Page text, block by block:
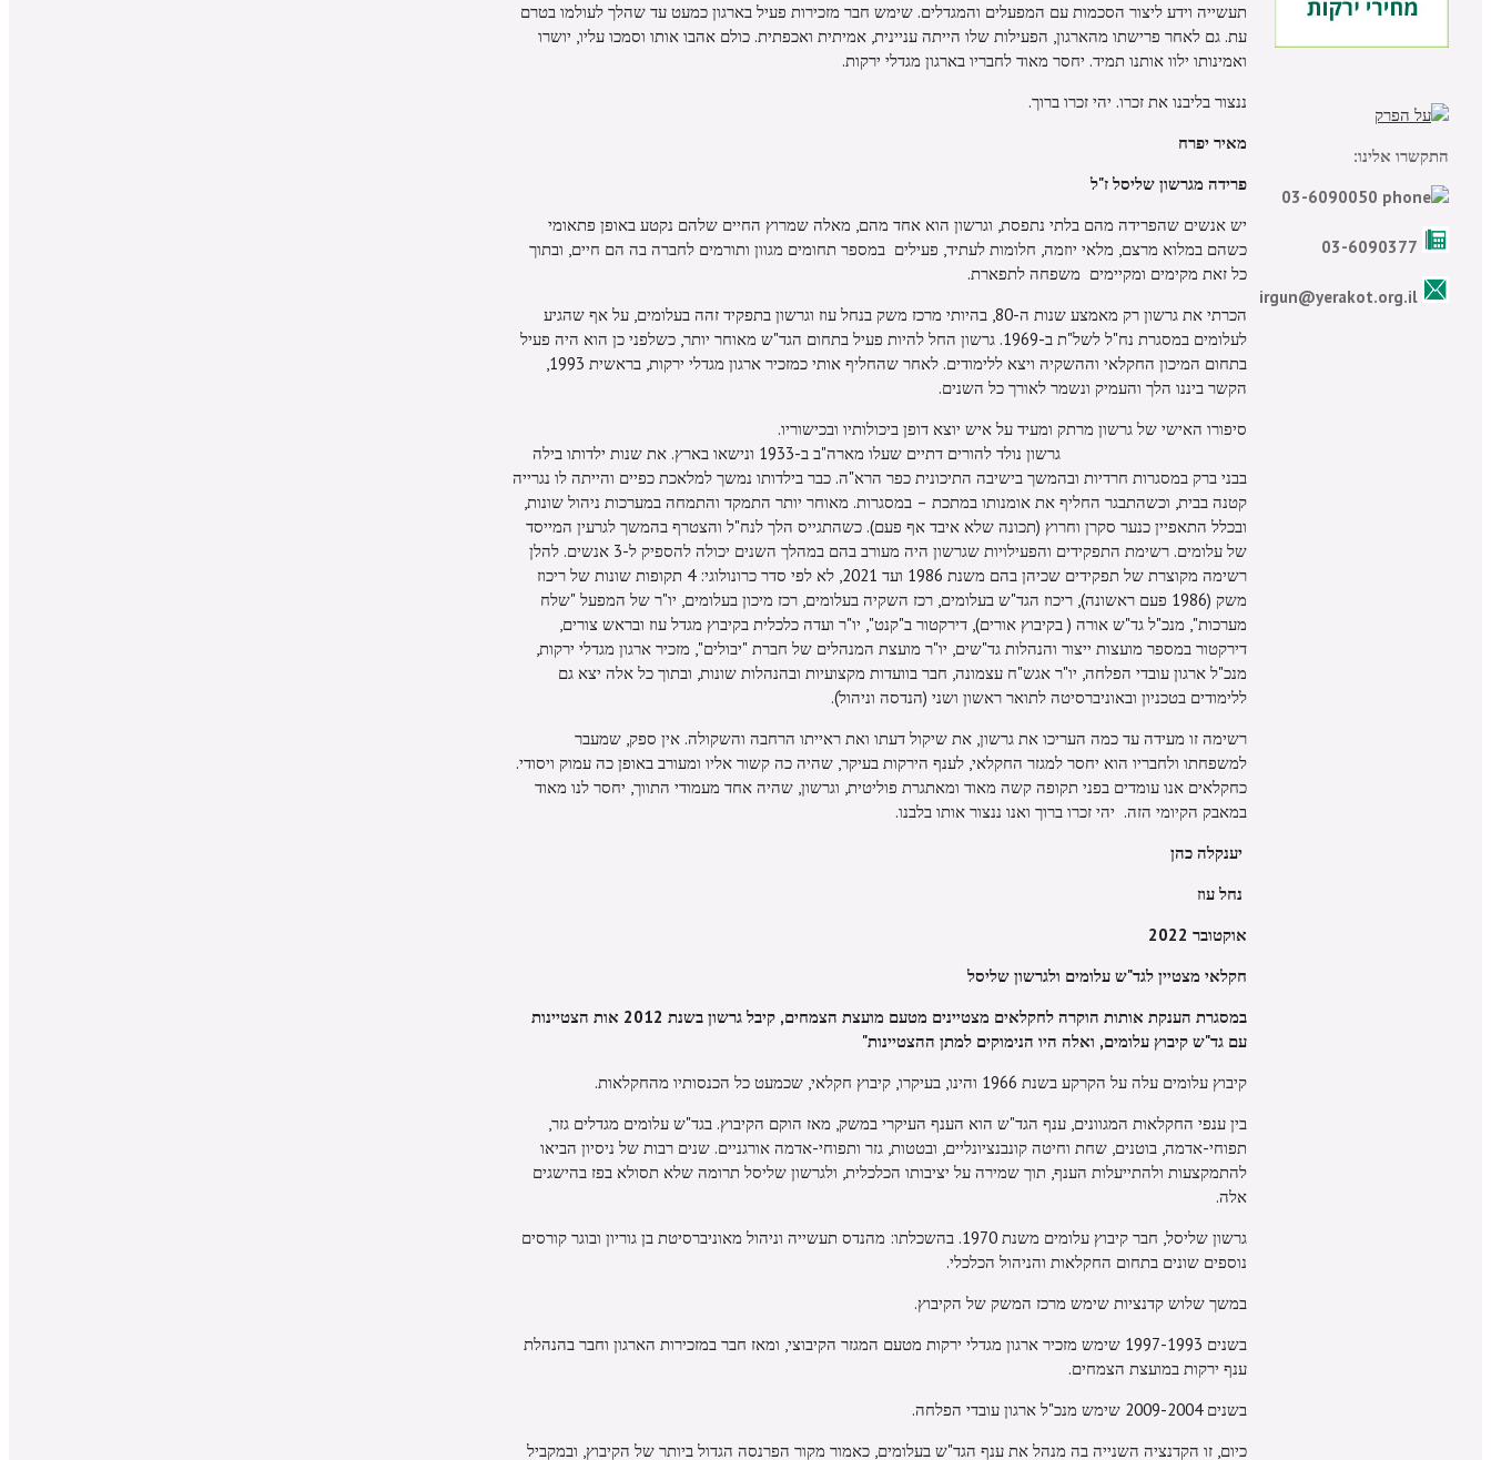
תעשייה וידע ליצור הסכמות עם המפעלים והמגדלים. שימש חבר מזכירות פעיל בארגון כמעט עד שהלך לעולמו בטרם
עת. גם לאחר פרישתו מהארגון, הפעילות שלו הייתה עניינית, אמיתית ואכפתית. כולם אהבו אותו וסמכו עליו, יושרו
ואמינותו ילוו אותנו תמיד. יחסר מאוד לחבריו בארגון מגדלי ירקות.
ננצור בליבנו את זכרו. יהי זכרו ברוך.
מאיר יפרח
פרידה מגרשון שליסל ז"ל
יש אנשים שהפרידה מהם בלתי נתפסת, וגרשון הוא אחד מהם, מאלה שמרוץ החיים שלהם נקטע באופן פתאומי
כשהם במלוא מרצם, מלאי יוזמה, חלומות לעתיד, פעילים במספר תחומים מגוון ותורמים לחברה בה הם חיים, ובתוך
כל זאת מקימים ומקיימים משפחה לתפארת.
הכרתי את גרשון רק מאמצע שנות ה-80, בהיותי מרכז משק בנחל עוז וגרשון בתפקיד זהה בעלומים, על אף שהגיע
לעלומים במסגרת נח"ל לשל"ת ב-1969. גרשון החל להיות פעיל בתחום הגד"ש מאוחר יותר, כשלפני כן הוא היה פעיל
בתחום המיכון החקלאי וההשקיה ויצא ללימודים. לאחר שהחליף אותי כמזכיר ארגון מגדלי ירקות, בראשית 1993,
הקשר ביננו הלך והעמיק ונשמר לאורך כל השנים.
סיפורו האישי של גרשון מרתק ומעיד על איש יוצא דופן ביכולותיו ובכישוריו.
גרשון נולד להורים דתיים שעלו מארה"ב ב-1933 ונישאו בארץ. את שנות ילדותו בילה
בבני ברק במסגרות חרדיות ובהמשך בישיבה התיכונית כפר הרא"ה. כבר בילדותו נמשך למלאכת כפיים והייתה לו נגרייה
קטנה בבית, וכשהתבגר החליף את אומנותו במתכת – במסגרות. מאוחר יותר התמקד והתמחה במערכות ניהול שונות,
ובכלל התאפיין כנער סקרן וחרוץ (תכונה שלא איבד אף פעם). כשהתגייס הלך לנח"ל והצטרף בהמשך לגרעין המייסד
של עלומים. רשימת התפקידים והפעילויות שגרשון היה מעורב בהם במהלך השנים יכולה להספיק ל-3 אנשים. להלן
רשימה מקוצרת של תפקידים שכיהן בהם משנת 1986 ועד 2021, לא לפי סדר כרונולוגי: 4 תקופות שונות של ריכוז
משק (1986 פעם ראשונה), ריכוז הגד"ש בעלומים, רכז השקיה בעלומים, רכז מיכון בעלומים, יו"ר של המפעל "שלח
מערכות", מנכ"ל גד"ש אורה ( בקיבוץ אורים), דירקטור ב"קנט", יו"ר ועדה כלכלית בקיבוץ מגדל עוז ובראש צורים,
דירקטור במספר מועצות ייצור והנהלות גד"שים, יו"ר מועצת המנהלים של חברת "יבולים", מזכיר ארגון מגדלי ירקות,
מנכ"ל ארגון עובדי הפלחה, יו"ר אגש"ח עצמונה, חבר בוועדות מקצועיות ובהנהלות שונות, ובתוך כל אלה יצא גם
ללימודים בטכניון ובאוניברסיטה לתואר ראשון ושני (הנדסה וניהול).
רשימה זו מעידה עד כמה העריכו את גרשון, את שיקול דעתו ואת ראייתו הרחבה והשקולה. אין ספק, שמעבר
למשפחתו ולחבריו הוא יחסר למגזר החקלאי, לענף הירקות בעיקר, שהיה כה קשור אליו ומעורב באופן כה עמוק ויסודי.
כחקלאים אנו עומדים בפני תקופה קשה מאוד ומאתגרת פוליטית, וגרשון, שהיה אחד מעמודי התווך, יחסר לנו מאוד
במאבק הקיומי הזה. יהי זכרו ברוך ואנו ננצור אותו בלבנו.
יענקלה כהן
נחל עוז
אוקטובר 2022
חקלאי מצטיין לגד"ש עלומים ולגרשון שליסל
במסגרת הענקת אותות הוקרה לחקלאים מצטיינים מטעם מועצת הצמחים, קיבל גרשון בשנת 2012 אות הצטיינות
עם גד"ש קיבוץ עלומים, ואלה היו הנימוקים למתן ההצטיינות"
קיבוץ עלומים עלה על הקרקע בשנת 1966 והינו, בעיקרו, קיבוץ חקלאי, שכמעט כל הכנסותיו מהחקלאות.
בין ענפי החקלאות המגוונים, ענף הגד"ש הוא הענף העיקרי במשק, מאז הוקם הקיבוץ. בגד"ש עלומים מגדלים גזר,
תפוחי-אדמה, בוטנים, שחת וחיטה קונבנציונליים, ובטטות, גזר ותפוחי-אדמה אורגניים. שנים רבות של ניסיון הביאו
להתמקצעות ולהתייעלות הענף, תוך שמירה על יציבותו הכלכלית, ולגרשון שליסל תרומה שלא תסולא בפז בהישגים
אלה.
גרשון שליסל, חבר קיבוץ עלומים משנת 1970. בהשכלתו: מהנדס תעשייה וניהול מאוניברסיטת בן גוריון ובוגר קורסים
נוספים שונים בתחום החקלאות והניהול הכלכלי.
במשך שלוש קדנציות שימש מרכז המשק של הקיבוץ.
בשנים 1997-1993 שימש מזכיר ארגון מגדלי ירקות מטעם המגזר הקיבוצי, ומאז חבר במזכירות הארגון וחבר בהנהלת
ענף ירקות במועצת הצמחים.
בשנים 2009-2004 שימש מנכ"ל ארגון עובדי הפלחה.
כיום, זו הקדנציה השנייה בה מנהל את ענף הגד"ש בעלומים, כאמור מקור הפרנסה הגדול ביותר של הקיבוץ, ובמקביל
התקשרו אלינו: